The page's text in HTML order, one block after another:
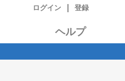
ログイン 登録
ヘルプ